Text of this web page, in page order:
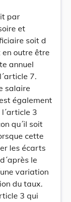
par
et
soit d
en outre être
annuel
7.
salaire
également
3
qu´il soit
cette
les écarts
le
variation
du taux.
3 qui